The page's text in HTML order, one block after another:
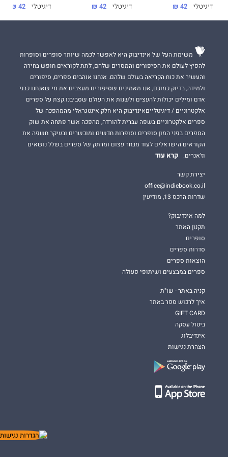
דיגיטלי 42 ₪
דיגיטלי 42 ₪
דיגיטלי 42 ₪
משימת העל של אינדיבוק היא לאפשר לכמה שיותר סופרים וסופרות
להפיץ לעולם את הסיפורים והמסרים שלהם, לתת לקוראים חופש בחירה
והעשיר את כוח הקריאה בעולם שלהם. אנחנו אוהבים ספרים, סיפורים
ולמידה, בדיוק כמוכם, אנו מאמינים שסיפורים מעצבים את מי שאנחנו כבני
אדם ומילים יכולות להעצים ולשנות את העולם שסביבנו.קצת על ספרים
אלקטרוניים / דיגיטלייםאינדיבוק היא חלק אינטגראלי מהמהפכה של
ספרים אלקטרוניים בשפה עברית להורדה, מהפכה אשר פתחה את שוק
הספרים בפני המון סופרים וסופרות חדשים ומוכשרים ובעיקר חשפה את
הקוראים הישראלים לעוד מבחר עצום ומרתק של ספרים בשלל נושאים
וז'אנרים.
קרא עוד
יצירת קשר
office@indiebook.co.il
שדרות הרכס 13, מודיעין
למה אינדיבוק?
תקנון האתר
סופרים
סדרות ספרים
הוצאות ספרים
ספרים במבצעים ושיתופי פעולה
קניה באתר - שו"ת
איך לרכוש ספר באתר
GIFT CARD
ביטול עסקה
אינדיבלוג
הצהרת נגישות